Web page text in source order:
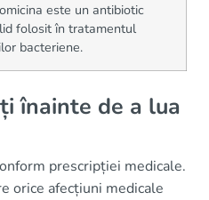
este un antibiotic
folosit în tratamentul
bacteriene.
înainte de a lua
prescripției medicale.
orice afecțiuni medicale